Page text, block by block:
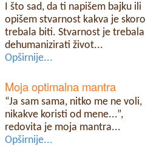
I što sad, da ti napišem bajku ili
opišem stvarnost kakva je skoro
trebala biti. Stvarnost je trebala
dehumanizirati život...
Opširnije...
Moja optimalna mantra
“Ja sam sama, nitko me ne voli,
nikakve koristi od mene...”,
redovita je moja mantra...
Opširnije...